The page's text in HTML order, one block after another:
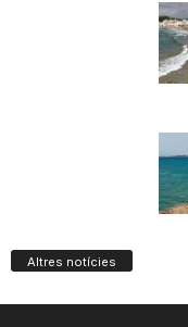
Altres notícies